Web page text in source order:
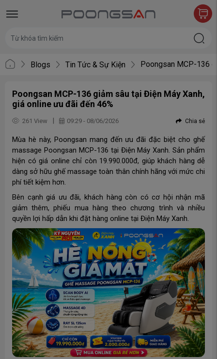
Blogs Tin Tức & Sự Kiện Poongsan MCP-136
Poongsan MCP-136 giảm sâu tại Điện Máy Xanh,
giá online ưu đãi đến 46%
261 View | 09:29 - 08/06/2026 Chia sẻ
Mùa hè này, Poongsan mang đến ưu đãi đặc biệt cho ghế
massage Poongsan MCP-136 tại Điện Máy Xanh. Sản phẩm
hiện có giá online chỉ còn 19.990.000đ, giúp khách hàng dễ
dàng sở hữu ghế massage toàn thân chính hãng với mức chi
phí tiết kiệm hơn.
Bên cạnh giá ưu đãi, khách hàng còn có cơ hội nhận mã
giảm thêm, phiếu mua hàng theo chương trình và nhiều
quyền lợi hấp dẫn khi đặt hàng online tại Điện Máy Xanh.